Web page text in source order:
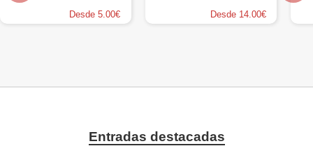
Desde 5.00€ Desde 14.00€
Entradas destacadas